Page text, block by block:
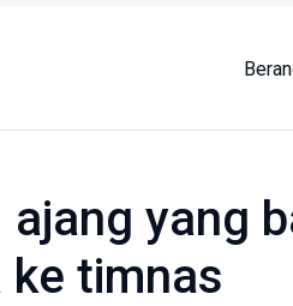
ajang yang
timnas